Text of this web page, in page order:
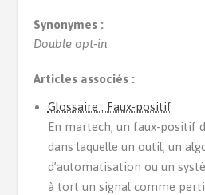
Synonymes :
Double opt-in
Articles associés :
Glossaire : Faux-positif
En martech, un faux-positif
dans laquelle un outil, un
d’automatisation ou un
à tort un signal comme